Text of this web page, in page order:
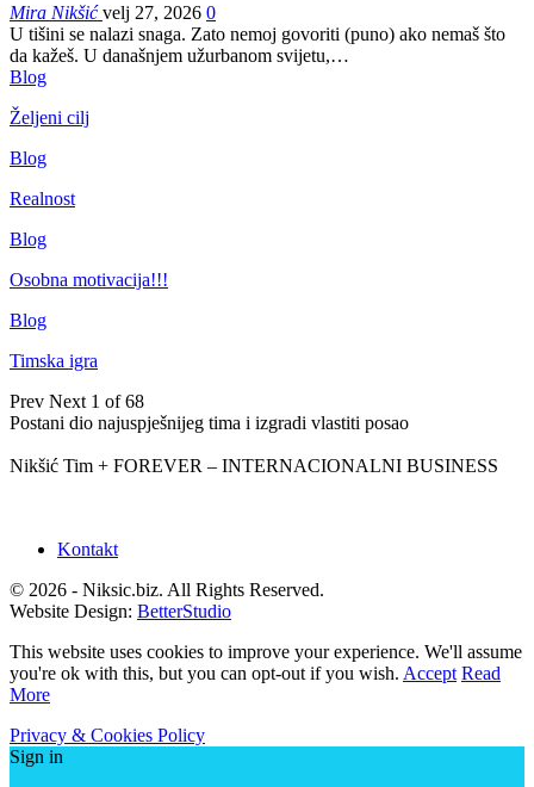
Mira Nikšićvelj 27, 2026 0
U tišini se nalazi snaga. Zato nemoj govoriti (puno) ako nemaš što
da kažeš. U današnjem užurbanom svijetu,…
Blog
Željeni cilj
Blog
Realnost
Blog
Osobna motivacija!!!
Blog
Timska igra
Prev Next 1 of 68
Postani dio najuspješnijeg tima i izgradi vlastiti posao
Nikšić Tim + FOREVER – INTERNACIONALNI BUSINESS
Kontakt
© 2026 - Niksic.biz. All Rights Reserved.
Website Design: BetterStudio
This website uses cookies to improve your experience. We'll assume
you're ok with this, but you can opt-out if you wish. Accept Read
More
Privacy & Cookies Policy
Sign in